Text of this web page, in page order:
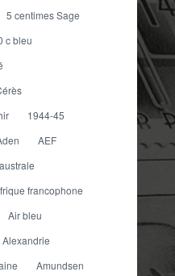
5 centimes Sage
c bleu
1944-45
AEF
francophone
Air bleu
Alexandrie
Amundsen